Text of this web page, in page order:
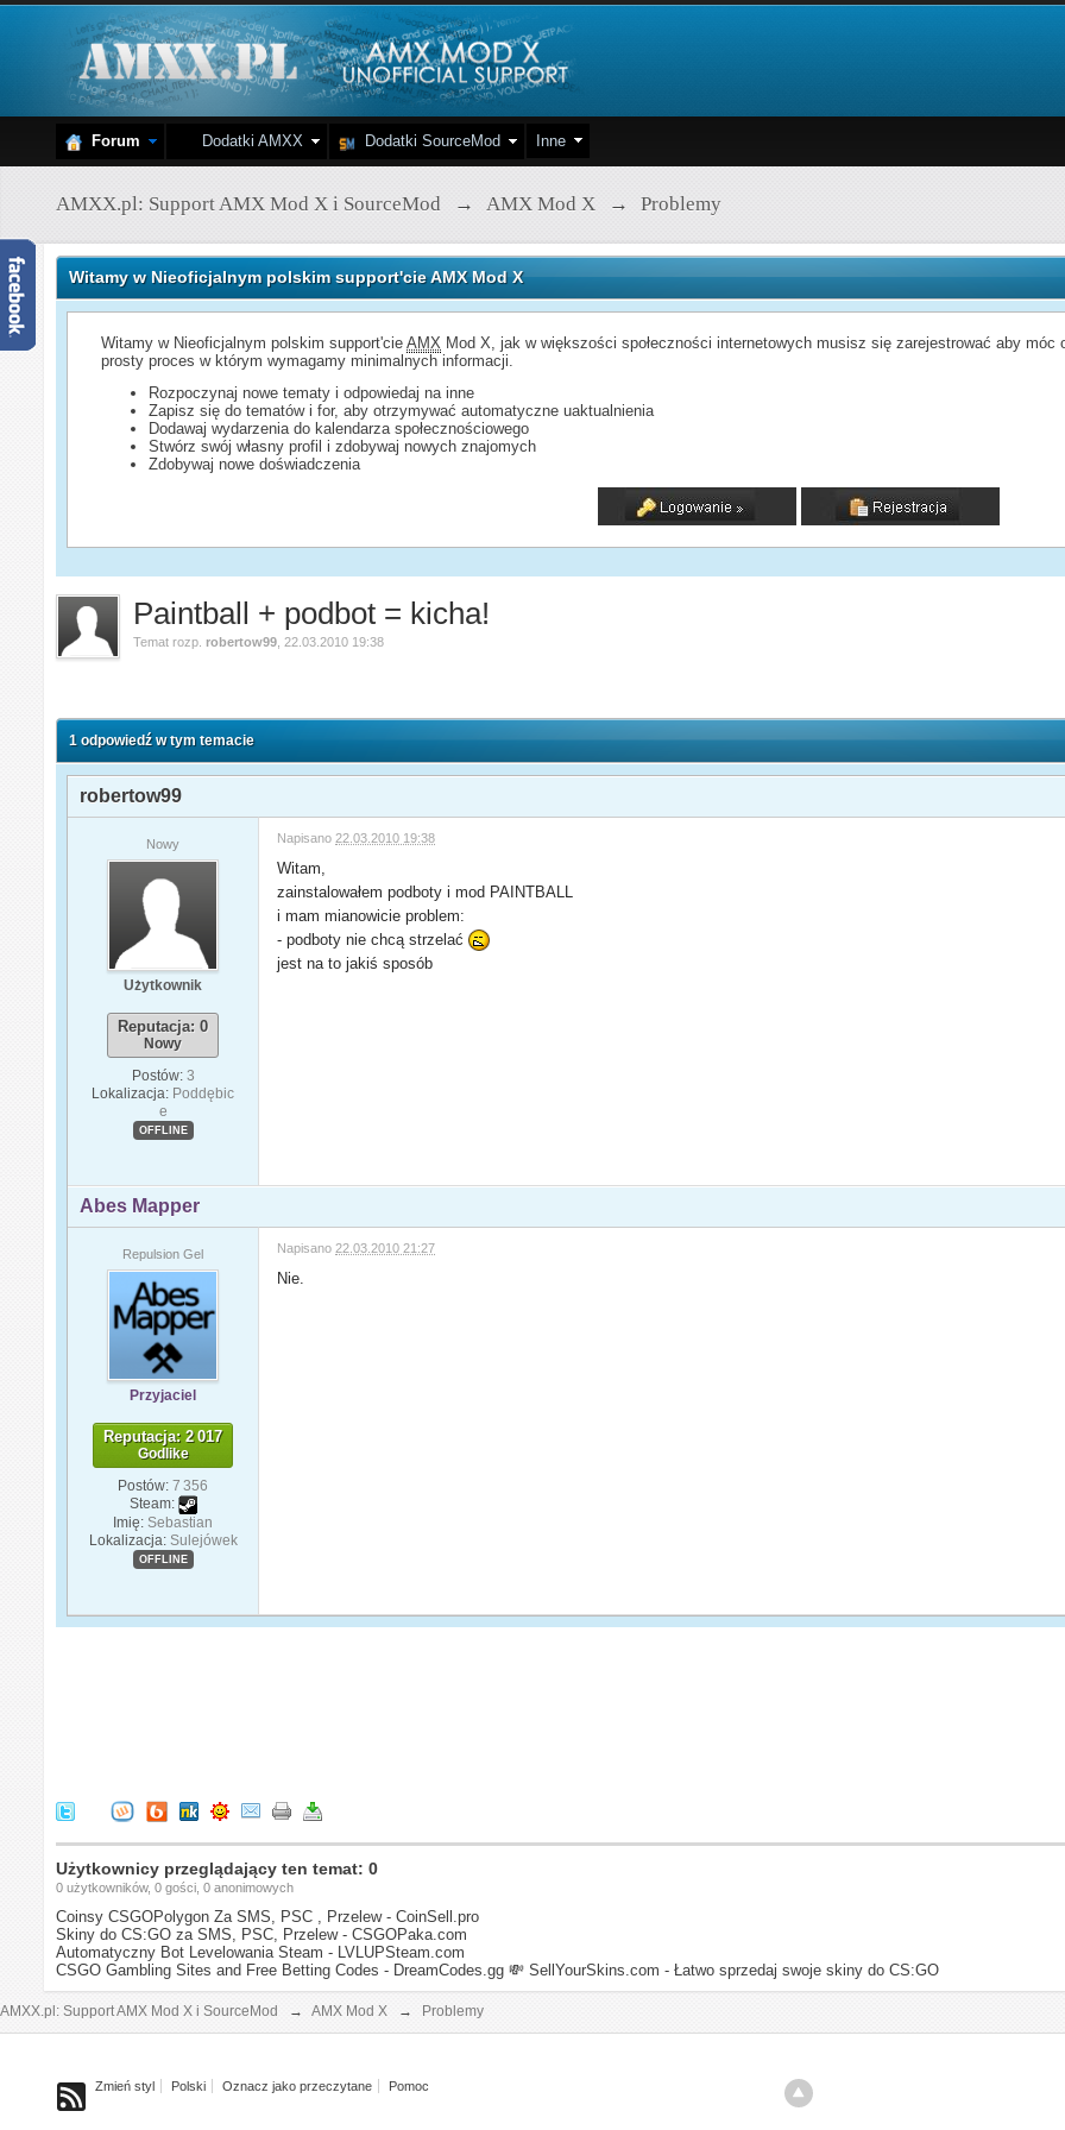
Forum Dodatki AMXX Dodatki SourceMod Inne
AMXX.pl: Support AMX Mod X i SourceMod → AMX Mod X → Problemy
Witamy w Nieoficjalnym polskim support'cie AMX Mod X
Witamy w Nieoficjalnym polskim support'cieAMX Mod X, jak w większości społeczności internetowych musisz się zarejestrować aby
prosty proces w którym wymagamy minimalnych informacji.
Rozpoczynaj nowe tematy i odpowiedaj na inne
Zapisz się do tematów i for, aby otrzymywać automatyczne uaktualnienia
Dodawaj wydarzenia do kalendarza społecznościowego
Stwórz swój własny profil i zdobywaj nowych znajomych
Zdobywaj nowe doświadczenia
Paintball + podbot = kicha!
Temat rozp.robertow99 22.03.2010 19:38
1 odpowiedź w tym temacie
robertow99
Nowy
Użytkownik
Reputacja: 0
Nowy
Postów: 3
Lokalizacja: Poddębic
e
OFFLINE
Napisano 22.03.2010 19:38
Witam,
zainstalowałem podboty i mod PAINTBALL
i mam mianowicie problem:
- podboty nie chcą strzelać
jest na to jakiś sposób
Abes Mapper
Repulsion Gel
Przyjaciel
Reputacja: 2 017
Godlike
Postów: 7 356
Steam:
Imię: Sebastian
Lokalizacja: Sulejówek
OFFLINE
Napisano 22.03.2010 21:27
Nie.
Użytkownicy przeglądający ten temat: 0
0 użytkowników, 0 gości, 0 anonimowych
Coinsy CSGOPolygon Za SMS, PSC , Przelew - CoinSell.pro
Skiny do CS:GO za SMS, PSC, Przelew - CSGOPaka.com
Automatyczny Bot Levelowania Steam - LVLUPSteam.com
CSGO Gambling Sites and Free Betting Codes - DreamCodes.gg 💸 SellYourSkins.com - Łatwo sprzedaj swoje skiny do CS:GO
AMXX.pl: Support AMX Mod X i SourceMod → AMX Mod X → Problemy
Zmień styl Polski Oznacz jako przeczytane Pomoc